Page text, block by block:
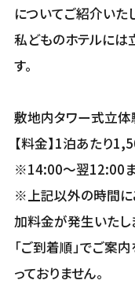
についてご紹介いた
私どものホテルには
す。
敷地内タワー式立
【料金】1泊あたり
※14:00～翌12:00
※上記以外の時間に
加料金が発生いたし
「ご到着順」でご案
っておりません。